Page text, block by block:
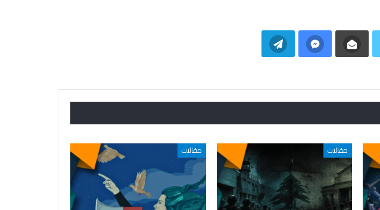
مقالات مقالات